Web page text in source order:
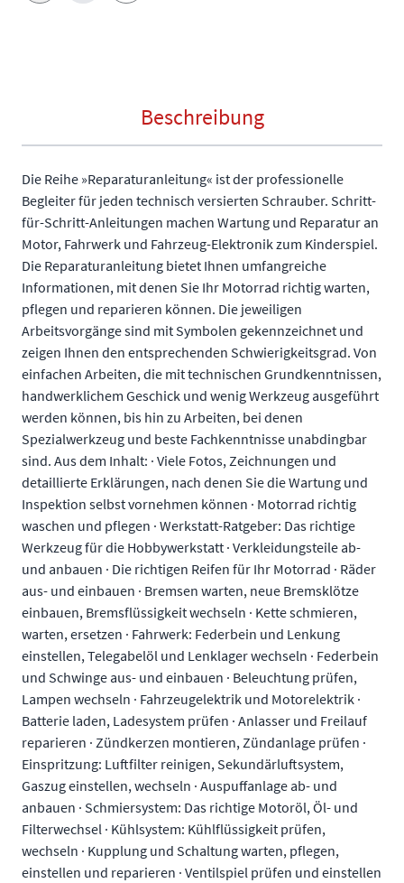
Beschreibung
Die Reihe »Reparaturanleitung« ist der professionelle
Begleiter für jeden technisch versierten Schrauber. Schritt-
für-Schritt-Anleitungen machen Wartung und Reparatur an
Motor, Fahrwerk und Fahrzeug-Elektronik zum Kinderspiel.
Die Reparaturanleitung bietet Ihnen umfangreiche
Informationen, mit denen Sie Ihr Motorrad richtig warten,
pflegen und reparieren können. Die jeweiligen
Arbeitsvorgänge sind mit Symbolen gekennzeichnet und
zeigen Ihnen den entsprechenden Schwierigkeitsgrad. Von
einfachen Arbeiten, die mit technischen Grundkenntnissen,
handwerklichem Geschick und wenig Werkzeug ausgeführt
werden können, bis hin zu Arbeiten, bei denen
Spezialwerkzeug und beste Fachkenntnisse unabdingbar
sind. Aus dem Inhalt: · Viele Fotos, Zeichnungen und
detaillierte Erklärungen, nach denen Sie die Wartung und
Inspektion selbst vornehmen können · Motorrad richtig
waschen und pflegen · Werkstatt-Ratgeber: Das richtige
Werkzeug für die Hobbywerkstatt · Verkleidungsteile ab-
und anbauen · Die richtigen Reifen für Ihr Motorrad · Räder
aus- und einbauen · Bremsen warten, neue Bremsklötze
einbauen, Bremsflüssigkeit wechseln · Kette schmieren,
warten, ersetzen · Fahrwerk: Federbein und Lenkung
einstellen, Telegabelöl und Lenklager wechseln · Federbein
und Schwinge aus- und einbauen · Beleuchtung prüfen,
Lampen wechseln · Fahrzeugelektrik und Motorelektrik ·
Batterie laden, Ladesystem prüfen · Anlasser und Freilauf
reparieren · Zündkerzen montieren, Zündanlage prüfen ·
Einspritzung: Luftfilter reinigen, Sekundärluftsystem,
Gaszug einstellen, wechseln · Auspuffanlage ab- und
anbauen · Schmiersystem: Das richtige Motoröl, Öl- und
Filterwechsel · Kühlsystem: Kühlflüssigkeit prüfen,
wechseln · Kupplung und Schaltung warten, pflegen,
einstellen und reparieren · Ventilspiel prüfen und einstellen